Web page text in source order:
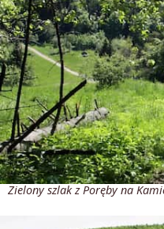
Zielony szlak z Poręby na